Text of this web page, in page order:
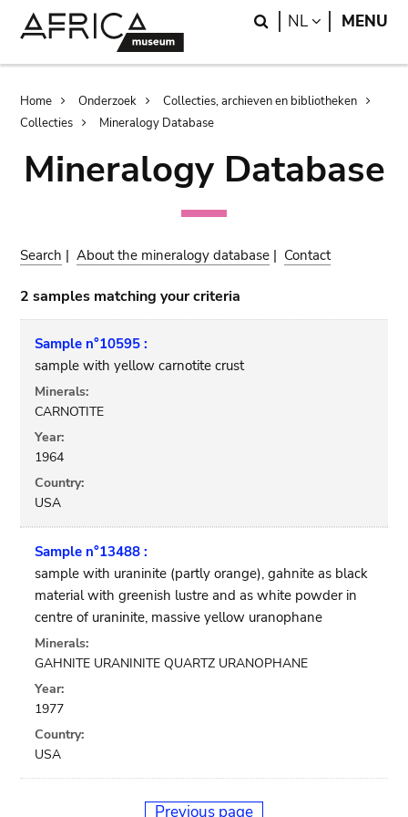
Search
NL LANGUAGE
MENU
Breadcrumb
Home Onderzoek
Collecties, archieven en bibliotheken
Collecties
Mineralogy Database
Mineralogy Database
Search |About the mineralogy database | Contact
2 samples matching your criteria
Sample n°10595 :
sample with yellow carnotite crust
Minerals:
CARNOTITE
Year:
1964
Country:
USA
Sample n°13488 :
sample with uraninite (partly orange), gahnite as black
material with greenish lustre and as white powder in
centre of uraninite, massive yellow uranophane
Minerals:
GAHNITE URANINITE QUARTZ URANOPHANE
Year:
1977
Country:
USA
Previous page